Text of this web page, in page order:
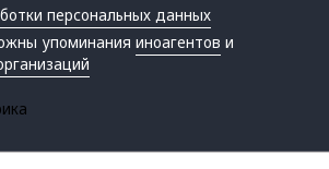
персональных данных
упоминанияиноагентов и